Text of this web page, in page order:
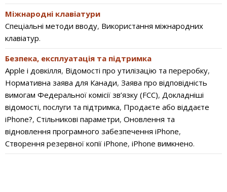
Міжнародні клавіатури
Спеціальні методи вводу, Використання міжнародних
клавіатур.
Безпека, експлуатація та підтримка
Apple і довкілля, Відомості про утилізацію та переробку,
Нормативна заява для Канади, Заява про відповідність
вимогам Федеральної комісії зв’язку (FCC), Докладніші
відомості, послуги та підтримка, Продаєте або віддаєте
iPhone?, Стільникові параметри, Оновлення та
відновлення програмного забезпечення iPhone,
Створення резервної копії iPhone, iPhone вимкнено.